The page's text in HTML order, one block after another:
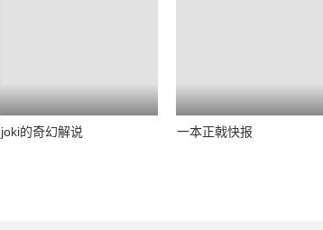
joki的奇幻解说 一本正戟快报